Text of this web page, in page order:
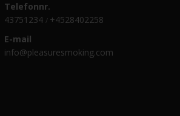
Telefonnr.
43751234 / +4528402258
E-mail
info@pleasuresmoking.com